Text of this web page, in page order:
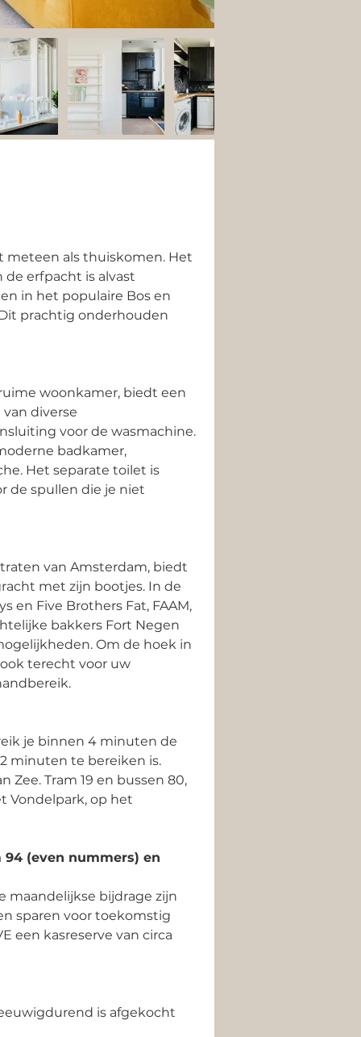
meteen als thuiskomen. Het
erfpacht is alvast
in het populaire Bos en
prachtig onderhouden
woonkamer, biedt een
diverse
voor de wasmachine.
badkamer,
Het separate toilet is
de spullen die je niet
van Amsterdam, biedt
met zijn bootjes. In de
en Five Brothers Fat, FAAM,
bakkers Fort Negen
Om de hoek in
terecht voor uw
je binnen 4 minuten de
minuten te bereiken is.
Zee. Tram 19 en bussen 80,
Vondelpark, op het
(even nummers) en
maandelijkse bijdrage zijn
sparen voor toekomstig
een kasreserve van circa
is afgekocht